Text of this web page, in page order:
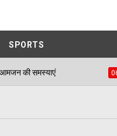
SPORTS
06/08/2026 हवाई